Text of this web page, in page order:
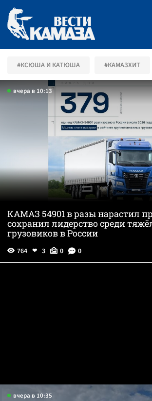
#КСЮША И КАТЮША #КАМАЗХИТ
КАМАЗ 54901 в разы нарастил
сохранил лидерство среди
грузовиков в России
вчера в 10:13
764 3 0 0
вчера в 10:35